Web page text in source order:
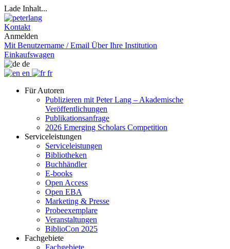
Lade Inhalt...
Kontakt
Anmelden
Mit Benutzername / Email Über Ihre Institution
Einkaufswagen
de
en
fr
Für Autoren
Publizieren mit Peter Lang – Akademische
Veröffentlichungen
Publikationsanfrage
2026 Emerging Scholars Competition
Serviceleistungen
Serviceleistungen
Bibliotheken
Buchhändler
E-books
Open Access
Open EBA
Marketing & Presse
Probeexemplare
Veranstaltungen
BiblioCon 2025
Fachgebiete
Fachgebiete